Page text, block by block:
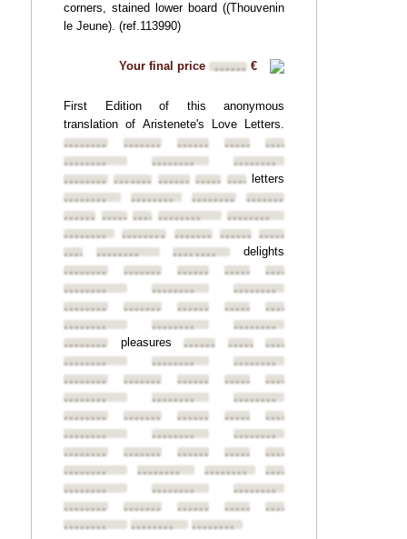
corners, stained lower board ((Thouvenin
le Jeune). (ref.113990)
Your final price •••••• €
First Edition of this anonymous
translation of Aristenete's Love Letters.
••••••••
•••••••• •••••••• ••••••••••••••••
••••••••
••••••••
••••••••
•••••••• •••••••• ••••••••••••••••••••••••
letters
••••••••
•••••••• ••••••••
••••••••
••••••••••••••••••••••••••••••••
••••••••
••••••••
•••••••• •••••••• ••••••••••••••••
•••••••••••••••• ••••••••
delights
••••••••
•••••••• •••••••• ••••••••••••••••
••••••••
••••••••
••••••••
••••••••
•••••••• •••••••• ••••••••••••••••
••••••••
••••••••
••••••••
•••••••• pleasures •••••••• ••••••••••••••••
••••••••
••••••••
••••••••
••••••••
•••••••• •••••••• ••••••••••••••••
••••••••
••••••••
••••••••
••••••••
•••••••• •••••••• ••••••••••••••••
••••••••
••••••••
••••••••
••••••••
•••••••• •••••••• ••••••••••••••••
••••••••
•••••••• ••••••••
••••••••
••••••••
••••••••
••••••••
••••••••
•••••••• •••••••• ••••••••••••••••
••••••••
•••••••• ••••••••